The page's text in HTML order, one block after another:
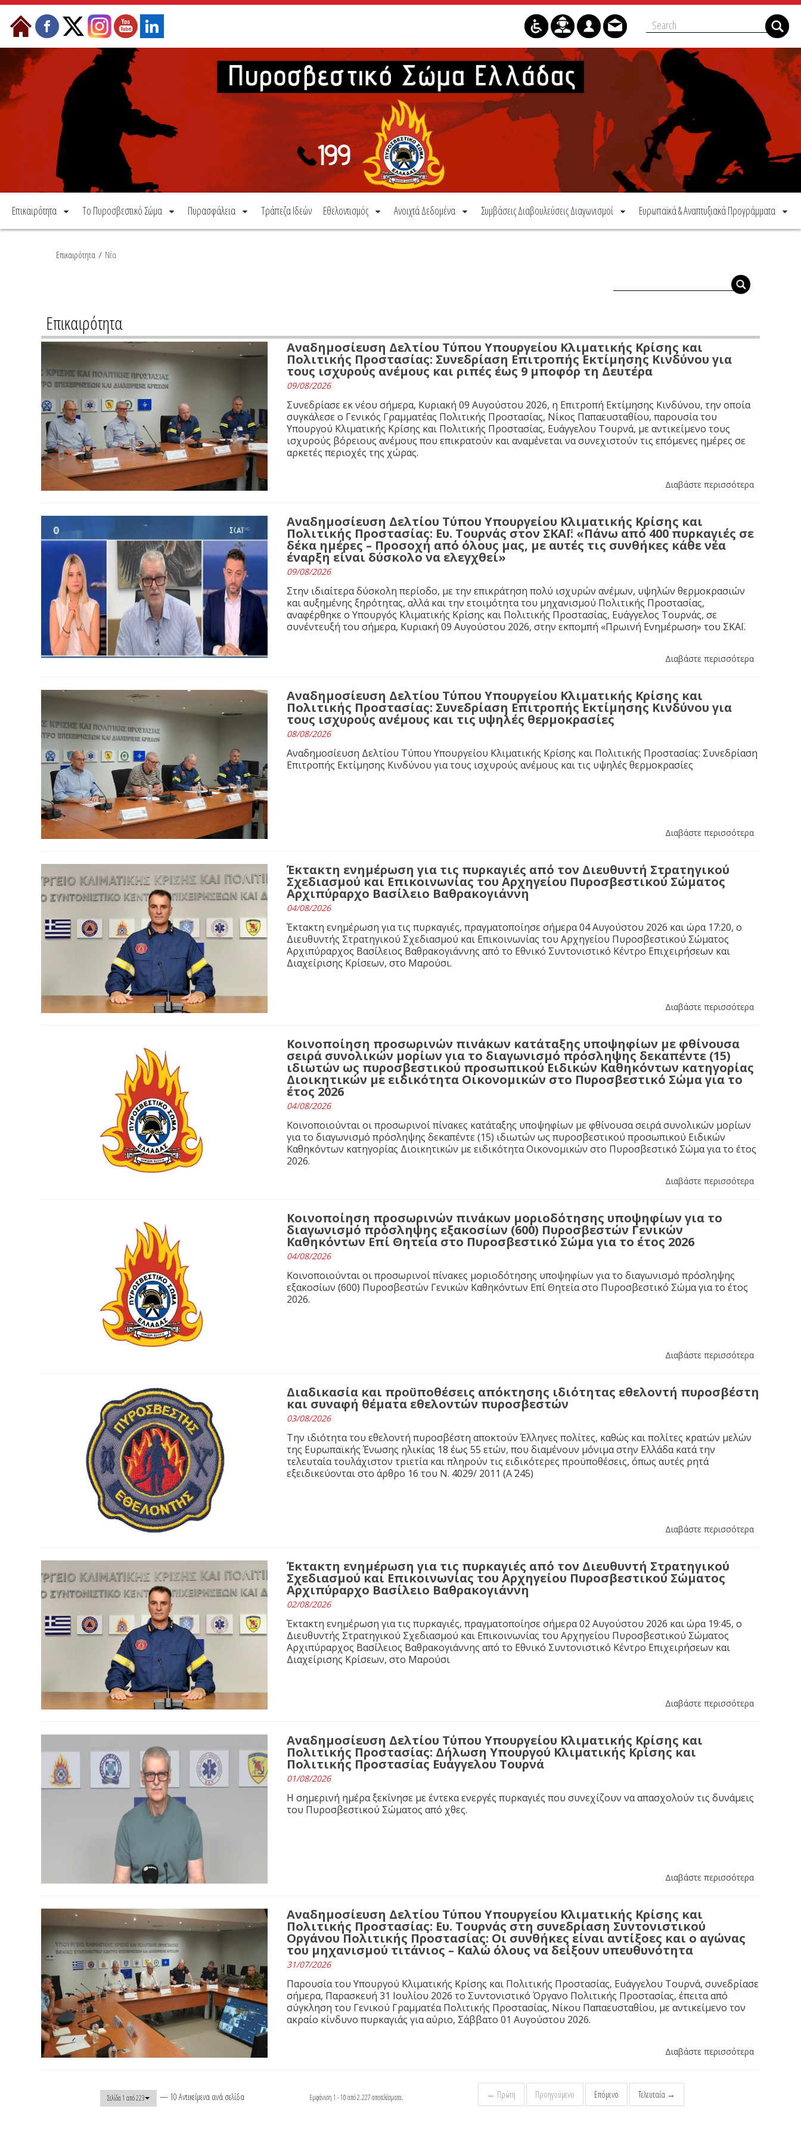
Μετάβαση στο περιεχόμενο
Επικαιρότητα Το Πυροσβεστικό Σώμα Πυρασφάλεια Τράπεζα Ιδεών Εθελοντισμός Ανοιχτά Δεδομένα Συμβάσεις Διαβουλεύσεις Διαγωνισμοί Ευρωπαϊκά & Αναπτυξιακά Προγράμματα
Επικαιρότητα / Νέα
Επικαιρότητα
Αναδημοσίευση Δελτίου Τύπου Υπουργείου Κλιματικής Κρίσης και
Πολιτικής Προστασίας: Συνεδρίαση Επιτροπής Εκτίμησης Κινδύνου για
τους ισχυρούς ανέμους και ριπές έως 9 μποφόρ τη Δευτέρα
09/08/2026
Συνεδρίασε εκ νέου σήμερα, Κυριακή 09 Αυγούστου 2026, η Επιτροπή Εκτίμησης Κινδύνου, την οποία
συγκάλεσε ο Γενικός Γραμματέας Πολιτικής Προστασίας, Νίκος Παπαευσταθίου, παρουσία του
Υπουργού Κλιματικής Κρίσης και Πολιτικής Προστασίας, Ευάγγελου Τουρνά, με αντικείμενο τους
ισχυρούς βόρειους ανέμους που επικρατούν και αναμένεται να συνεχιστούν τις επόμενες ημέρες σε
αρκετές περιοχές της χώρας.
Διαβάστε περισσότερα
Αναδημοσίευση Δελτίου Τύπου Υπουργείου Κλιματικής Κρίσης και
Πολιτικής Προστασίας: Ευ. Τουρνάς στον ΣΚΑΪ: «Πάνω από 400 πυρκαγιές σε
δέκα ημέρες – Προσοχή από όλους μας, με αυτές τις συνθήκες κάθε νέα
έναρξη είναι δύσκολο να ελεγχθεί»
09/08/2026
Στην ιδιαίτερα δύσκολη περίοδο, με την επικράτηση πολύ ισχυρών ανέμων, υψηλών θερμοκρασιών
και αυξημένης ξηρότητας, αλλά και την ετοιμότητα του μηχανισμού Πολιτικής Προστασίας,
αναφέρθηκε ο Υπουργός Κλιματικής Κρίσης και Πολιτικής Προστασίας, Ευάγγελος Τουρνάς, σε
συνέντευξή του σήμερα, Κυριακή 09 Αυγούστου 2026, στην εκπομπή «Πρωινή Ενημέρωση» του ΣΚΑΪ.
Διαβάστε περισσότερα
Αναδημοσίευση Δελτίου Τύπου Υπουργείου Κλιματικής Κρίσης και
Πολιτικής Προστασίας: Συνεδρίαση Επιτροπής Εκτίμησης Κινδύνου για
τους ισχυρούς ανέμους και τις υψηλές θερμοκρασίες
08/08/2026
Αναδημοσίευση Δελτίου Τύπου Υπουργείου Κλιματικής Κρίσης και Πολιτικής Προστασίας: Συνεδρίαση
Επιτροπής Εκτίμησης Κινδύνου για τους ισχυρούς ανέμους και τις υψηλές θερμοκρασίες
Διαβάστε περισσότερα
Έκτακτη ενημέρωση για τις πυρκαγιές από τον Διευθυντή Στρατηγικού
Σχεδιασμού και Επικοινωνίας του Αρχηγείου Πυροσβεστικού Σώματος
Αρχιπύραρχο Βασίλειο Βαθρακογιάννη
04/08/2026
Έκτακτη ενημέρωση για τις πυρκαγιές, πραγματοποίησε σήμερα 04 Αυγούστου 2026 και ώρα 17:20, ο
Διευθυντής Στρατηγικού Σχεδιασμού και Επικοινωνίας του Αρχηγείου Πυροσβεστικού Σώματος
Αρχιπύραρχος Βασίλειος Βαθρακογιάννης από το Εθνικό Συντονιστικό Κέντρο Επιχειρήσεων και
Διαχείρισης Κρίσεων, στο Μαρούσι.
Διαβάστε περισσότερα
Κοινοποίηση προσωρινών πινάκων κατάταξης υποψηφίων με φθίνουσα
σειρά συνολικών μορίων για το διαγωνισμό πρόσληψης δεκαπέντε (15)
ιδιωτών ως πυροσβεστικού προσωπικού Ειδικών Καθηκόντων κατηγορίας
Διοικητικών με ειδικότητα Οικονομικών στο Πυροσβεστικό Σώμα για το
έτος 2026
04/08/2026
Κοινοποιούνται οι προσωρινοί πίνακες κατάταξης υποψηφίων με φθίνουσα σειρά συνολικών μορίων
για το διαγωνισμό πρόσληψης δεκαπέντε (15) ιδιωτών ως πυροσβεστικού προσωπικού Ειδικών
Καθηκόντων κατηγορίας Διοικητικών με ειδικότητα Οικονομικών στο Πυροσβεστικό Σώμα για το έτος
2026.
Διαβάστε περισσότερα
Κοινοποίηση προσωρινών πινάκων μοριοδότησης υποψηφίων για το
διαγωνισμό πρόσληψης εξακοσίων (600) Πυροσβεστών Γενικών
Καθηκόντων Επί Θητεία στο Πυροσβεστικό Σώμα για το έτος 2026
04/08/2026
Κοινοποιούνται οι προσωρινοί πίνακες μοριοδότησης υποψηφίων για το διαγωνισμό πρόσληψης
εξακοσίων (600) Πυροσβεστών Γενικών Καθηκόντων Επί Θητεία στο Πυροσβεστικό Σώμα για το έτος
2026.
Διαβάστε περισσότερα
Διαδικασία και προϋποθέσεις απόκτησης ιδιότητας εθελοντή πυροσβέστη
και συναφή θέματα εθελοντών πυροσβεστών
03/08/2026
Την ιδιότητα του εθελοντή πυροσβέστη αποκτούν Έλληνες πολίτες, καθώς και πολίτες κρατών μελών
της Ευρωπαϊκής Ένωσης ηλικίας 18 έως 55 ετών, που διαμένουν μόνιμα στην Ελλάδα κατά την
τελευταία τουλάχιστον τριετία και πληρούν τις ειδικότερες προϋποθέσεις, όπως αυτές ρητά
εξειδικεύονται στο άρθρο 16 του N. 4029/ 2011 (Α΄ 245)
Διαβάστε περισσότερα
Έκτακτη ενημέρωση για τις πυρκαγιές από τον Διευθυντή Στρατηγικού
Σχεδιασμού και Επικοινωνίας του Αρχηγείου Πυροσβεστικού Σώματος
Αρχιπύραρχο Βασίλειο Βαθρακογιάννη
02/08/2026
Έκτακτη ενημέρωση για τις πυρκαγιές, πραγματοποίησε σήμερα 02 Αυγούστου 2026 και ώρα 19:45, ο
Διευθυντής Στρατηγικού Σχεδιασμού και Επικοινωνίας του Αρχηγείου Πυροσβεστικού Σώματος
Αρχιπύραρχος Βασίλειος Βαθρακογιάννης από το Εθνικό Συντονιστικό Κέντρο Επιχειρήσεων και
Διαχείρισης Κρίσεων, στο Μαρούσι
Διαβάστε περισσότερα
Αναδημοσίευση Δελτίου Τύπου Υπουργείου Κλιματικής Κρίσης και
Πολιτικής Προστασίας: Δήλωση Υπουργού Κλιματικής Κρίσης και
Πολιτικής Προστασίας Ευάγγελου Τουρνά
01/08/2026
Η σημερινή ημέρα ξεκίνησε με έντεκα ενεργές πυρκαγιές που συνεχίζουν να απασχολούν τις δυνάμεις
του Πυροσβεστικού Σώματος από χθες.
Διαβάστε περισσότερα
Αναδημοσίευση Δελτίου Τύπου Υπουργείου Κλιματικής Κρίσης και
Πολιτικής Προστασίας: Ευ. Τουρνάς στη συνεδρίαση Συντονιστικού
Οργάνου Πολιτικής Προστασίας: Οι συνθήκες είναι αντίξοες και ο αγώνας
του μηχανισμού τιτάνιος – Καλώ όλους να δείξουν υπευθυνότητα
31/07/2026
Παρουσία του Υπουργού Κλιματικής Κρίσης και Πολιτικής Προστασίας, Ευάγγελου Τουρνά, συνεδρίασε
σήμερα, Παρασκευή 31 Ιουλίου 2026 το Συντονιστικό Όργανο Πολιτικής Προστασίας, έπειτα από
σύγκληση του Γενικού Γραμματέα Πολιτικής Προστασίας, Νίκου Παπαευσταθίου, με αντικείμενο τον
ακραίο κίνδυνο πυρκαγιάς για αύριο, Σάββατο 01 Αυγούστου 2026.
Διαβάστε περισσότερα
Σελίδα 1 από 223 — 10 Αντικείμενα ανά σελίδα Εμφάνιση 1 - 10 από 2.227 αποτελέσματα. ← Πρώτη Προηγούμενο Επόμενο Τελευταία →